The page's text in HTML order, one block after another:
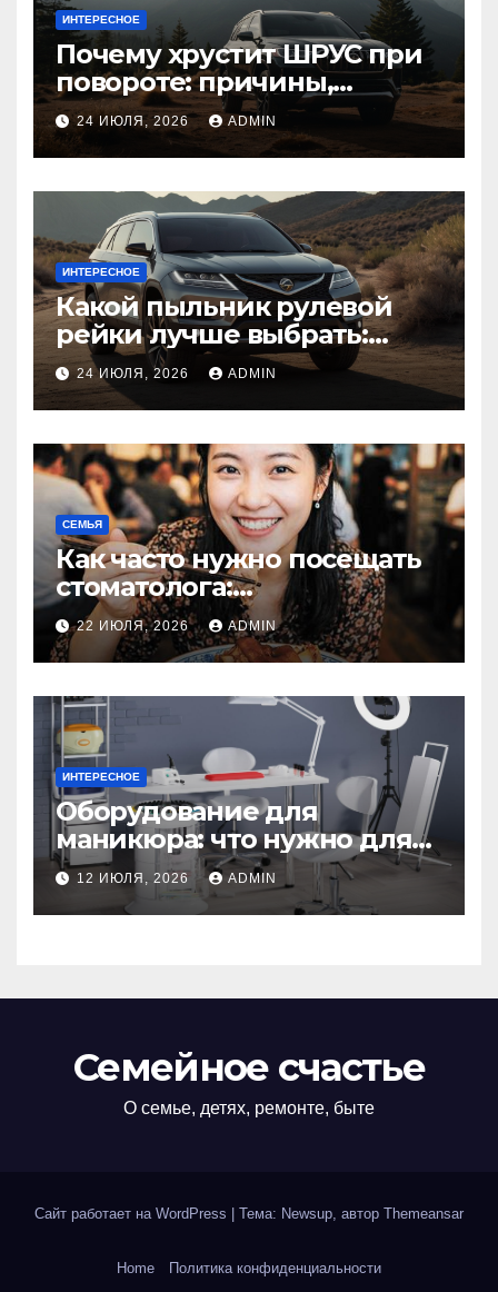
ИНТЕРЕСНОЕ
Почему хрустит ШРУС при
повороте: причины,
диагностика
24 ИЮЛЯ, 2026 ADMIN
ИНТЕРЕСНОЕ
Какой пыльник рулевой
рейки лучше выбрать:
оригинальный или аналог,
резина или полиуретан
24 ИЮЛЯ, 2026 ADMIN
СЕМЬЯ
Как часто нужно посещать
стоматолога:
рекомендации для
здоровья зубов
22 ИЮЛЯ, 2026 ADMIN
ИНТЕРЕСНОЕ
Оборудование для
маникюра: что нужно для
идеального маникюра
12 ИЮЛЯ, 2026 ADMIN
Семейное счастье
О семье, детях, ремонте, быте
Сайт работает на WordPress Тема: Newsup, автор Themeansar
Home Политика конфиденциальности